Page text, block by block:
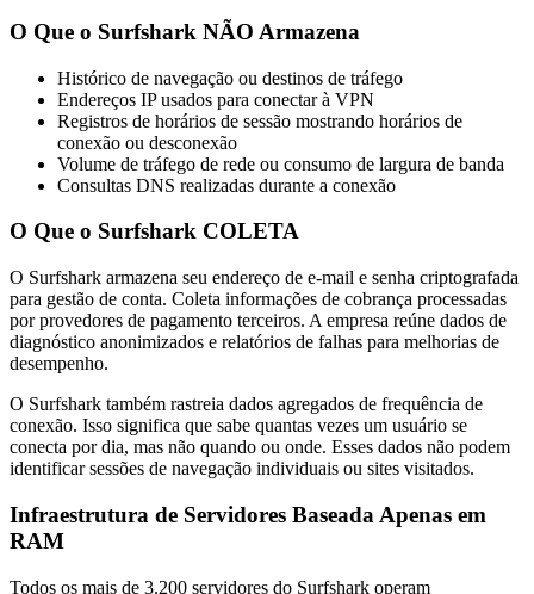
O Que o Surfshark NÃO Armazena
Histórico de navegação ou destinos de tráfego
Endereços IP usados para conectar à VPN
Registros de horários de sessão mostrando horários de
conexão ou desconexão
Volume de tráfego de rede ou consumo de largura de banda
Consultas DNS realizadas durante a conexão
O Que o Surfshark COLETA
O Surfshark armazena seu endereço de e-mail e senha criptografada
para gestão de conta. Coleta informações de cobrança processadas
por provedores de pagamento terceiros. A empresa reúne dados de
diagnóstico anonimizados e relatórios de falhas para melhorias de
desempenho.
O Surfshark também rastreia dados agregados de frequência de
conexão. Isso significa que sabe quantas vezes um usuário se
conecta por dia, mas não quando ou onde. Esses dados não podem
identificar sessões de navegação individuais ou sites visitados.
Infraestrutura de Servidores Baseada Apenas em
RAM
Todos os mais de 3.200 servidores do Surfshark operam